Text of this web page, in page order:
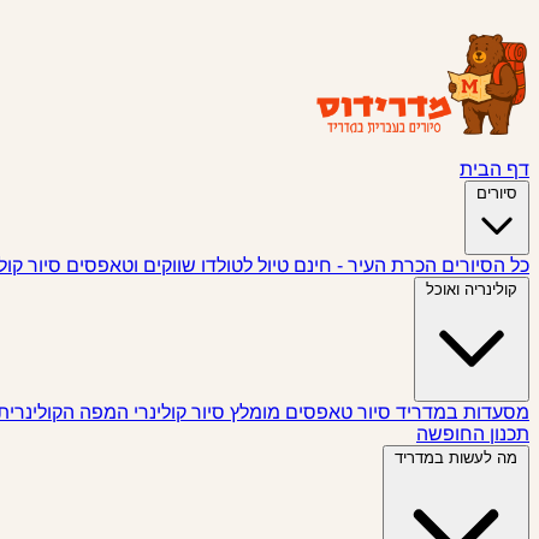
דף הבית
סיורים
כל הסיורים הכרת העיר - חינם טיול לטולדו שווקים וטאפסים סיור
קולינריה ואוכל
מסעדות במדריד סיור טאפסים מומלץ סיור קולינרי המפה
תכנון החופשה
מה לעשות במדריד